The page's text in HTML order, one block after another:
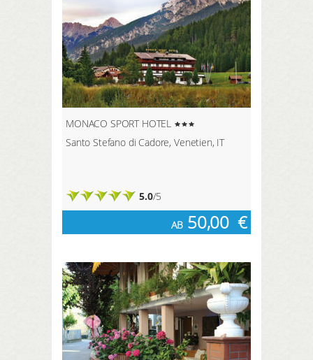
MONACO SPORT HOTEL
Santo Stefano di Cadore, Venetien, IT
5.0/5
AB 50,00 €